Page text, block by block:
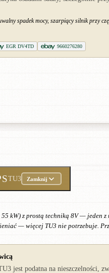
spadek mocy, szarpiący silnik przy
EGR DV4TD 9660276280
TU3 Zamknij
55 kW) z prostą techniką 8V —
— więcej TU3 nie potrzebuje.
jest podatna na nieszczelności,